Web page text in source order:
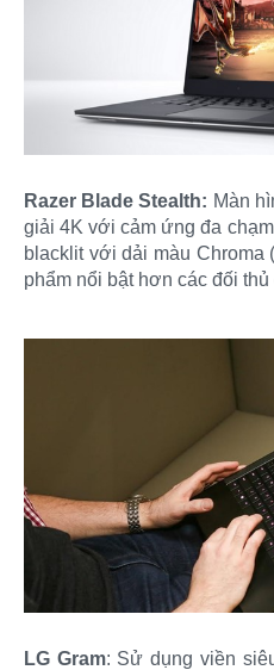
Razer Blade Stealth: Màn
giải 4K với cảm ứng đa
blacklit với dải màu Chroma
phẩm nổi bật hơn các đối
LG Gram: Sử dụng viền